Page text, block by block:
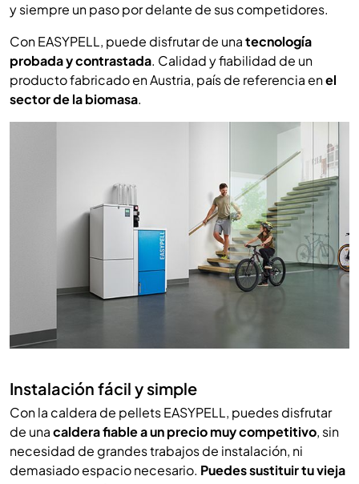
y siempre un paso por delante de sus competidores.
Con EASYPELL, puede disfrutar de unatecnología
probada y contrastada. Calidad y fiabilidad de un
producto fabricado en Austria, país de referencia enel
sector de la biomasa.
Instalación fácil y simple
Con la caldera de pellets EASYPELL, puedes disfrutar
de unacaldera fiable a un precio muy competitivo, sin
necesidad de grandes trabajos de instalación, ni
demasiado espacio necesario. Puedes sustituir tu vieja